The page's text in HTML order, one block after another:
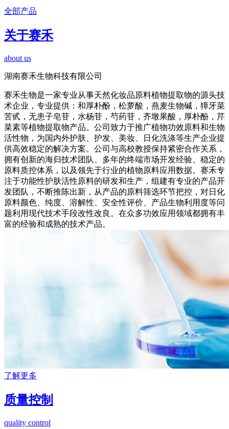
全部产品
关于赛禾
about us
湖南赛禾生物科技有限公司
赛禾生物是一家专业从事天然化妆品原料植物提取物的源头技
术企业，专业提供：和厚朴酚，松萝酸，燕麦生物碱，獐牙菜
苦甙，无患子皂苷，水杨苷，芍药苷，齐墩果酸，厚朴酚，芹
菜素等植物提取物产品。公司致力于推广植物功效原料和生物
活性物，为国内外护肤、护发、美妆、日化洗涤等生产企业提
供高效稳定的解决方案。公司与高校教授保持紧密合作关系，
拥有创新的海归技术团队、多年的终端市场开发经验、稳定的
原料质控体系，以及领先于行业的植物原料应用数据。赛禾专
注于功能性护肤活性原料的研发和生产，组建有专业的产品开
发团队，不断推陈出新，从产品的原料筛选环节把控，对日化
原料颜色、纯度、溶解性、安全性评价、产品生物利用度等问
题利用现代技术手段改性改良。在众多功效应用领域都拥有丰
富的经验和成熟的技术产品。
了解更多
质量控制
quality control